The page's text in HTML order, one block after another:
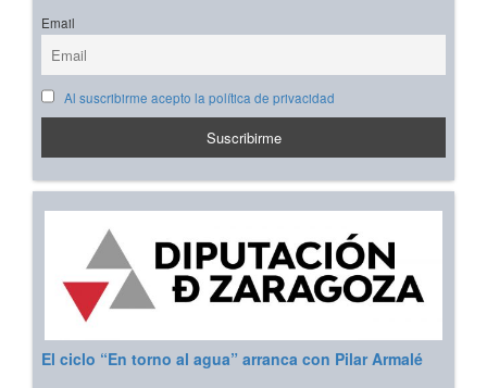
Email
Al suscribirme acepto la política de privacidad
El ciclo “En torno al agua” arranca con Pilar Armalé